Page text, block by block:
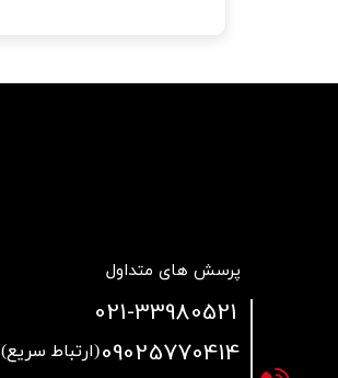
پرسش های متداول
021-33980521
09025770414(ارتباط سریع)